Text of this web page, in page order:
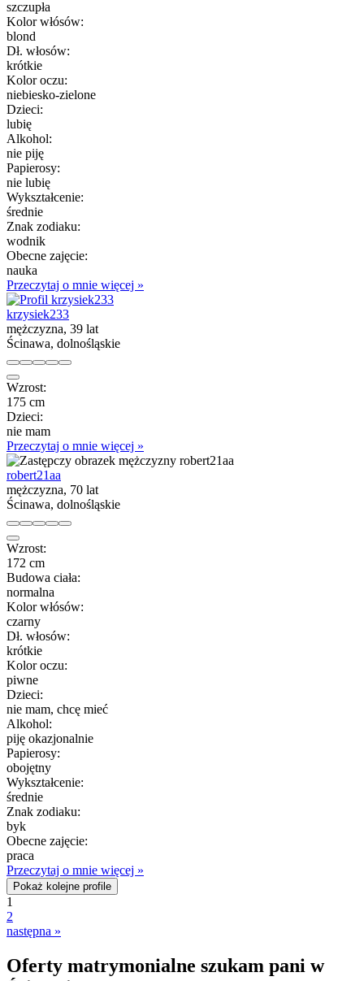
szczupła
Kolor włósów:
blond
Dł. włosów:
krótkie
Kolor oczu:
niebiesko-zielone
Dzieci:
lubię
Alkohol:
nie piję
Papierosy:
nie lubię
Wykształcenie:
średnie
Znak zodiaku:
wodnik
Obecne zajęcie:
nauka
Przeczytaj o mnie więcej »
krzysiek233
mężczyzna, 39 lat
Ścinawa, dolnośląskie
Wzrost:
175 cm
Dzieci:
nie mam
Przeczytaj o mnie więcej »
robert21aa
mężczyzna, 70 lat
Ścinawa, dolnośląskie
Wzrost:
172 cm
Budowa ciała:
normalna
Kolor włósów:
czarny
Dł. włosów:
krótkie
Kolor oczu:
piwne
Dzieci:
nie mam, chcę mieć
Alkohol:
piję okazjonalnie
Papierosy:
obojętny
Wykształcenie:
średnie
Znak zodiaku:
byk
Obecne zajęcie:
praca
Przeczytaj o mnie więcej »
Pokaż kolejne profile
1
2
następna »
Oferty matrymonialne szukam pani w